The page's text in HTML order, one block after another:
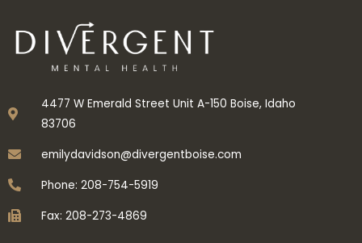
4477 W Emerald Street Unit A-150 Boise, Idaho
83706
emilydavidson@divergentboise.com
Phone: 208-754-5919
Fax: 208-273-4869